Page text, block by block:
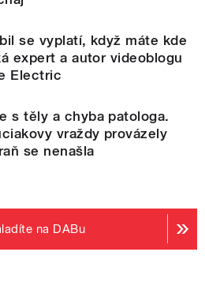
se vyplatí, když máte kde
expert a autor videoblogu
Electric
s těly a chyba patologa.
vraždy provázely
se nenašla
na DABu